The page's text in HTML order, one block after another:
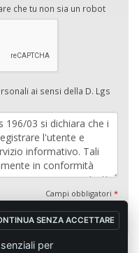
che tu non sia un robot
ai sensi della D. Lgs
Campi obbligatori *
SENZA ACCETTARE
per